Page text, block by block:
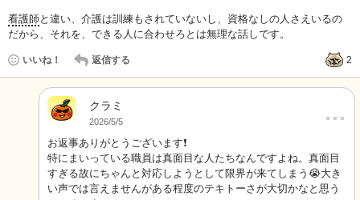
看護師と違い、介護は訓練もされていないし、資格なしの人さえいるの
だから、それを、できる人に合わせろとは無理な話しです。
いいね！ 返信する 2
クラミ
2026/5/5 …
お返事ありがとうございます❗️
特にまいっている職員は真面目な人たちなんですよね。真面目
すぎる故にちゃんと対応しようとして限界が来てしまう😭大き
い声では言えませんがある程度のテキトーさが大切かなと思う